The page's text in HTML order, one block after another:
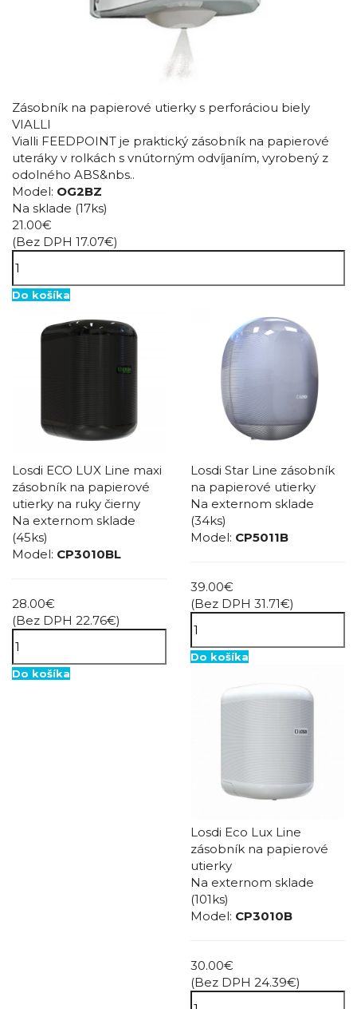
Zásobník na papierové utierky s perforáciou biely
VIALLI
Vialli FEEDPOINT je praktický zásobník na papierové
uteráky v rolkách s vnútorným odvíjaním, vyrobený z
odolného ABS&nbs..
Model: OG2BZ
Na sklade (17ks)
21.00€
(Bez DPH 17.07€)
Do košíka
Losdi ECO LUX Line maxi
zásobník na papierové
utierky na ruky čierny
Na externom sklade
(45ks)
Model: CP3010BL
28.00€
(Bez DPH 22.76€)
Do košíka
Losdi Star Line zásobník
na papierové utierky
Na externom sklade
(34ks)
Model: CP5011B
39.00€
(Bez DPH 31.71€)
Do košíka
Losdi Eco Lux Line
zásobník na papierové
utierky
Na externom sklade
(101ks)
Model: CP3010B
30.00€
(Bez DPH 24.39€)